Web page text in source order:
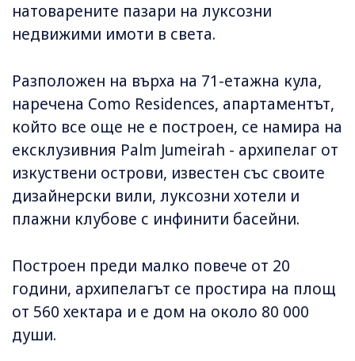
натоварените пазари на луксозни
недвижими имоти в света.
Разположен на върха на 71-етажна кула,
наречена Como Residences, апартаментът,
който все още не е построен, се намира на
ексклузивния Palm Jumeirah - архипелаг от
изкуствени острови, известен със своите
дизайнерски вили, луксозни хотели и
плажни клубове с инфинити басейни.
Построен преди малко повече от 20
години, архипелагът се простира на площ
от 560 хектара и е дом на около 80 000
души.